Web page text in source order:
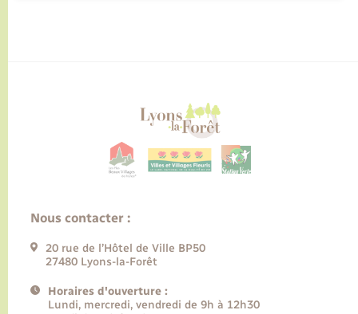
Nous contacter :
20 rue de l’Hôtel de Ville BP50
27480 Lyons-la-Forêt
Horaires d'ouverture :
Lundi, mercredi, vendredi de 9h à 12h30